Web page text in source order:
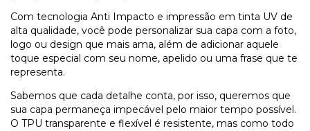
Com tecnologia Anti Impacto e impressão em tinta UV de
alta qualidade, você pode personalizar sua capa com a foto,
logo ou design que mais ama, além de adicionar aquele
toque especial com seu nome, apelido ou uma frase que te
representa.
Sabemos que cada detalhe conta, por isso, queremos que
sua capa permaneça impecável pelo maior tempo possível.
O TPU transparente e flexível é resistente, mas como todo